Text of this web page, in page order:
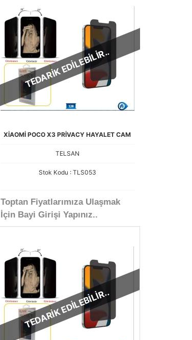
TEDARİK EDİLEBİLİR..
XİAOMİ POCO X3 PRİVACY HAYALET CAM
TELSAN
Stok Kodu : TLS053
Toptan Fiyatlarımıza Ulaşmak
İçin Bayi Girişi Yapınız..
TEDARİK EDİLEBİLİR..